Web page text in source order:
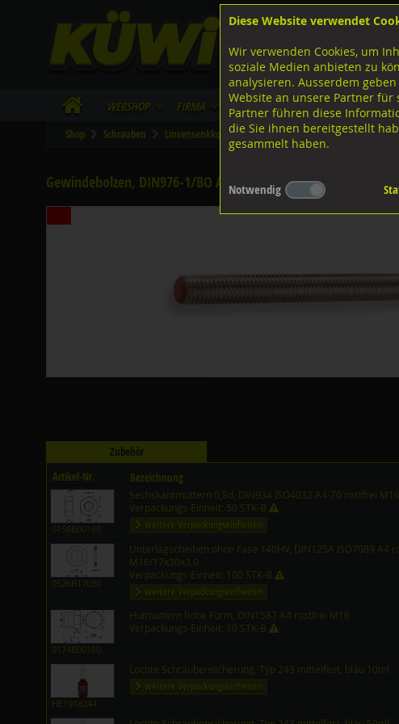
Lagerstrasse 8
Tel. 043 455 20 30
FB
IG
WebShop Firma Lieferinfo Infos/Downloads
Shop Schrauben Linsensenkkopf Spanplattenschrauben Diverse
Gewindebolzen, DIN976-1/BO A4 rostfrei M16x70
Zubehör
Artikel-Nr.
Bezeichnung
0156B00160
Sechskantmuttern 0,8d, DIN934 ISO4032 A4-70 rostfrei M16
Verpackungs-Einheit: 50 STK-B
weitere Verpackungseinheiten
0526B17030
Unterlagscheiben ohne Fase 140HV, DIN125A ISO7089 A4
M16/17x30x3,0
Verpackungs-Einheit: 100 STK-B
weitere Verpackungseinheiten
0174B00160
Hutmuttern hohe Form, DIN1587 A4 rostfrei M16
Verpackungs-Einheit: 10 STK-B
HE1918244
Loctite Schraubensicherung, Typ 243 mittelfest, blau 10ml
weitere Verpackungseinheiten
Diese Website verwendet
Wir verwenden Cookies, um
soziale Medien anbieten zu
analysieren. Ausserdem
Website an unsere Partner für
Partner führen diese
die Sie ihnen bereitgestellt
gesammelt haben.
Notwendig